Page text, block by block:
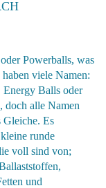
Powerballs, was
haben viele Namen:
Energy Balls oder
doch alle Namen
Gleiche. Es
runde
voll sind von;
und